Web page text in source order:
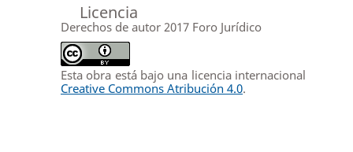
Licencia
Derechos de autor 2017 Foro Jurídico
Esta obra está bajo una licencia internacional
Creative Commons Atribución 4.0.